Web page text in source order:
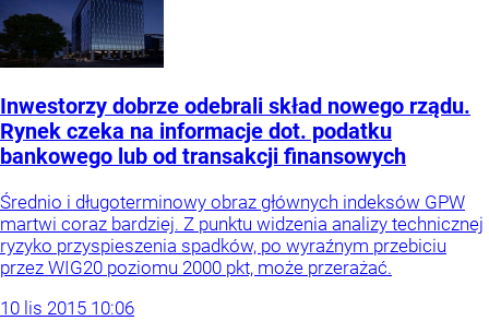
Inwestorzy dobrze odebrali skład nowego rządu.
Rynek czeka na informacje dot. podatku
bankowego lub od transakcji finansowych
Średnio i długoterminowy obraz głównych indeksów GPW
martwi coraz bardziej. Z punktu widzenia analizy technicznej
ryzyko przyspieszenia spadków, po wyraźnym przebiciu
przez WIG20 poziomu 2000 pkt, może przerażać.
10 lis 2015 10:06